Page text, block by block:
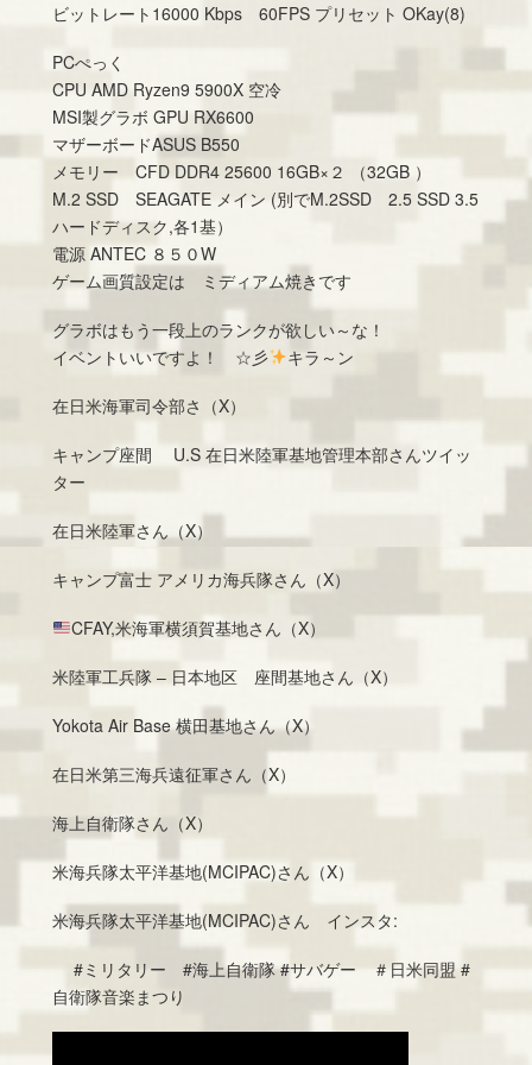
ビットレート16000 Kbps 60FPS プリセット OKay(8)
PCぺっく
CPU AMD Ryzen9 5900X 空冷
MSI製グラボ GPU RX6600
マザーボードASUS B550
メモリー CFD DDR4 25600 16GB×２ （32GB ）
M.2 SSD SEAGATE メイン (別でM.2SSD 2.5 SSD 3.5
ハードディスク,各1基）
電源 ANTEC ８５０W
ゲーム画質設定は ミディアム焼きです
グラボはもう一段上のランクが欲しい～な！
イベントいいですよ！ ☆彡
キラ～ン
在日米海軍司令部さ（X）
キャンプ座間 U.S 在日米陸軍基地管理本部さんツイッ
ター
在日米陸軍さん（X）
キャンプ富士 アメリカ海兵隊さん（X）
CFAY,米海軍横須賀基地さん（X）
米陸軍工兵隊 – 日本地区 座間基地さん（X）
Yokota Air Base 横田基地さん（X）
在日米第三海兵遠征軍さん（X）
海上自衛隊さん（X）
米海兵隊太平洋基地(MCIPAC)さん（X）
米海兵隊太平洋基地(MCIPAC)さん インスタ:
#ミリタリー #海上自衛隊 #サバゲー ＃日米同盟 #
自衛隊音楽まつり